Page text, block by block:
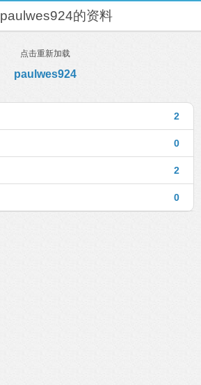
paulwes924的资料
点击重新加载
paulwes924
2
0
2
0